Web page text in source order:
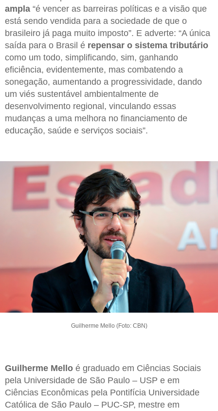
ampla “é vencer as barreiras políticas e a visão que
está sendo vendida para a sociedade de que o
brasileiro já paga muito imposto”. E adverte: “A única
saída para o Brasil é repensar o sistema tributário
como um todo, simplificando, sim, ganhando
eficiência, evidentemente, mas combatendo a
sonegação, aumentando a progressividade, dando
um viés sustentável ambientalmente de
desenvolvimento regional, vinculando essas
mudanças a uma melhora no financiamento de
educação, saúde e serviços sociais”.
Guilherme Mello (Foto: CBN)
Guilherme Mello é graduado em Ciências Sociais
pela Universidade de São Paulo – USP e em
Ciências Econômicas pela Pontifícia Universidade
Católica de São Paulo – PUC-SP, mestre em